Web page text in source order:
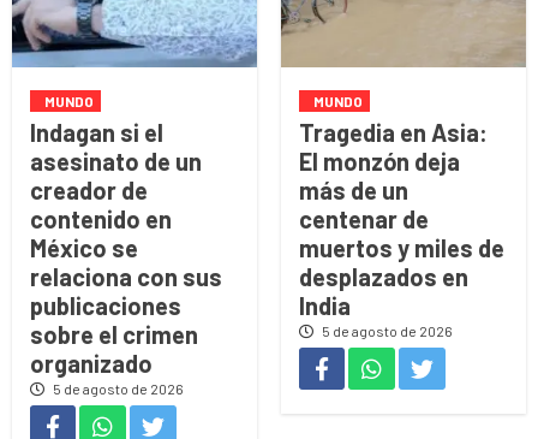
MUNDO
Indagan si el
asesinato de un
creador de
contenido en
México se
relaciona con sus
publicaciones
sobre el crimen
organizado
5 de agosto de 2026
MUNDO
Tragedia en Asia:
El monzón deja
más de un
centenar de
muertos y miles de
desplazados en
India
5 de agosto de 2026